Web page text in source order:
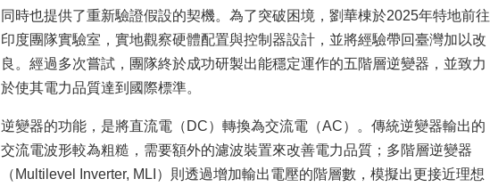
同時也提供了重新驗證假設的契機。為了突破困境，劉華棟於2025年特地前往
印度團隊實驗室，實地觀察硬體配置與控制器設計，並將經驗帶回臺灣加以改
良。經過多次嘗試，團隊終於成功研製出能穩定運作的五階層逆變器，並致力
於使其電力品質達到國際標準。
逆變器的功能，是將直流電（DC）轉換為交流電（AC）。傳統逆變器輸出的
交流電波形較為粗糙，需要額外的濾波裝置來改善電力品質；多階層逆變器
（Multilevel Inverter, MLI）則透過增加輸出電壓的階層數，模擬出更接近理想